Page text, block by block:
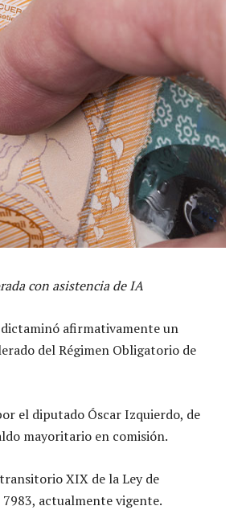
con asistencia de IA
afirmativamente un
del Régimen Obligatorio de
el diputado Óscar Izquierdo, de
mayoritario en comisión.
XIX de la Ley de
actualmente vigente.